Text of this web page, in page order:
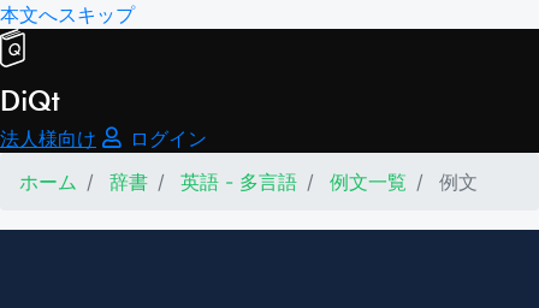
本文へスキップ
DiQt
法人様向け
ログイン
ホーム
辞書 英語 - 多言語 例文一覧 例文